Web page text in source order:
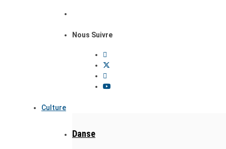
Nous Suivre
Culture
Danse